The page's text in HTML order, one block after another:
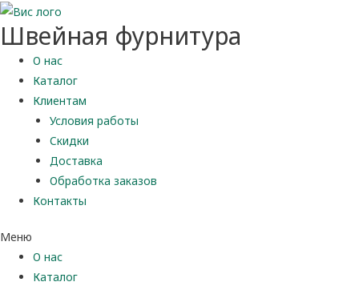
Швейная фурнитура
О нас
Каталог
Клиентам
Условия работы
Скидки
Доставка
Обработка заказов
Контакты
Меню
О нас
Каталог